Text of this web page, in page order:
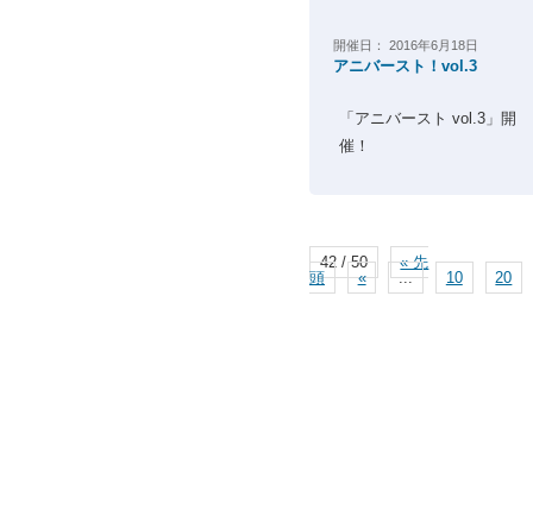
開催日： 2016年6月18日
アニバースト！vol.3
「アニバースト vol.3」開
催
42 / 50
« 先
頭
« ... 10 20